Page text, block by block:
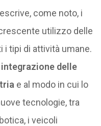
come noto, i
utilizzo delle
i tipi di attività umane.
integrazione delle
e al modo in cui lo
tecnologie, tra
i veicoli